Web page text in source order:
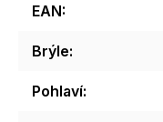
EAN:
Brýle:
Pohlaví: